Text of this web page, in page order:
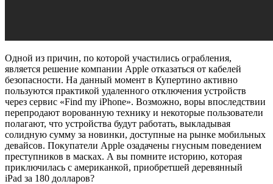
Одной из причин, по которой участились ограбления,
является решение компании Apple отказаться от кабелей
безопасности. На данный момент в Купертино активно
пользуются практикой удаленного отключения устройств
через сервис «Find my iPhone». Возможно, воры впоследствии
перепродают ворованную технику и некоторые пользователи
полагают, что устройства будут работать, выкладывая
солидную сумму за новинки, доступные на рынке мобильных
девайсов. Покупатели Apple озадачены гнусным поведением
преступников в масках. А вы помните историю, которая
приключилась с американкой, приобретшей деревянный
iPad за 180 долларов?